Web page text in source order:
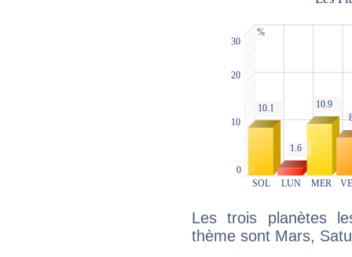
Les trois planètes
thème sont Mars,